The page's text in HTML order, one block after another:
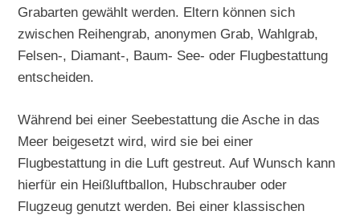
Grabarten gewählt werden. Eltern können sich
zwischen Reihengrab, anonymen Grab, Wahlgrab,
Felsen-, Diamant-, Baum- See- oder Flugbestattung
entscheiden.
Während bei einer Seebestattung die Asche in das
Meer beigesetzt wird, wird sie bei einer
Flugbestattung in die Luft gestreut. Auf Wunsch kann
hierfür ein Heißluftballon, Hubschrauber oder
Flugzeug genutzt werden. Bei einer klassischen